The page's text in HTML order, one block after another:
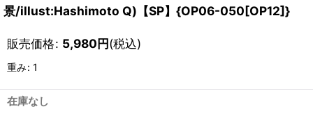
景/illust:Hashimoto Q)【SP】{OP06-050[OP12]}
販売価格: 5,980円(税込)
重み: 1
在庫なし